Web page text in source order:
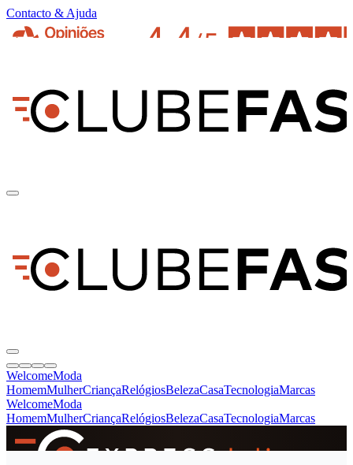
Contacto & Ajuda
WelcomeModa
HomemMulherCriançaRelógiosBelezaCasaTecnologiaMarcas
WelcomeModa
HomemMulherCriançaRelógiosBelezaCasaTecnologiaMarcas